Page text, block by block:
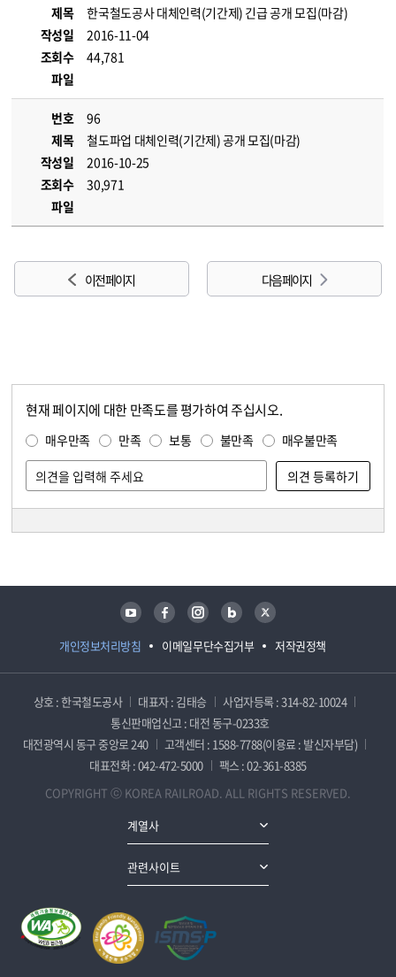
제목
한국철도공사 대체인력(기간제) 긴급 공개 모집(마감)
작성일
2016-11-04
조회수
44,781
파일
번호
96
제목
철도파업 대체인력(기간제) 공개 모집(마감)
작성일
2016-10-25
조회수
30,971
파일
이전 페이지 다음 페이지
현재 페이지에 대한 만족도를 평가하여 주십시오.
매우만족 만족 보통 불만족 매우불만족
개인정보처리방침 이메일무단수집거부 저작권정책
유튜브 페이스북 인스타그램 블로그 트위터
상호 : 한국철도공사 대표자 : 김태승
사업자등록 : 314-82-10024
통신판매업신고 : 대전 동구-0233호
대전광역시 동구 중앙로 240
고객센터 : 1588-7788(이용료 : 발신자부담)
대표전화 : 042-472-5000
팩스 : 02-361-8385
COPYRIGHT ⓒ KOREA RAILROAD. ALL RIGHTS RESERVED.
계열사
관련사이트